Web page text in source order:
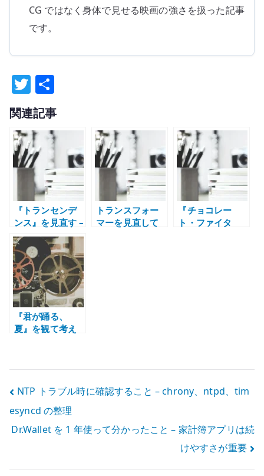
CG ではなく身体で見せる映画の強さを扱った記事
です。
T
w
it
te
r
有
関連記事
『トランセンデ
ンス』を見直す –
AI、意識のアッ
プロード、技術
信仰の危うさ
トランスフォー
マーを見直して
『チョコレー
ト・ファイタ
『君が踊る、
夏』を観て考え
投
稿
ナ
ビ
NTP トラブル時に確認すること – chrony、ntpd、tim
esyncd の整理
Dr.Wallet を 1 年使って分かったこと – 家計簿アプリは続
けやすさが重要